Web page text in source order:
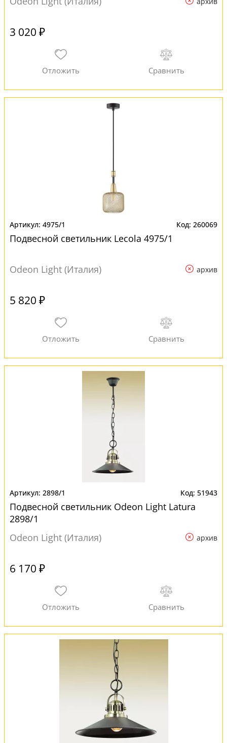
3 020 ₽
4975/1 260069
Подвесной светильник Lecola 4975/1
Odeon Light (Италия) архив
5 820 ₽
2898/1 51943
Подвесной светильник Odeon Light Latura
2898/1
Odeon Light (Италия)
архив
6 170 ₽